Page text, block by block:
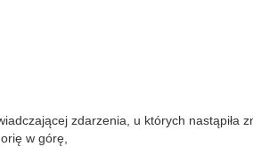
zdarzenia, u których nastąpiła
w górę,